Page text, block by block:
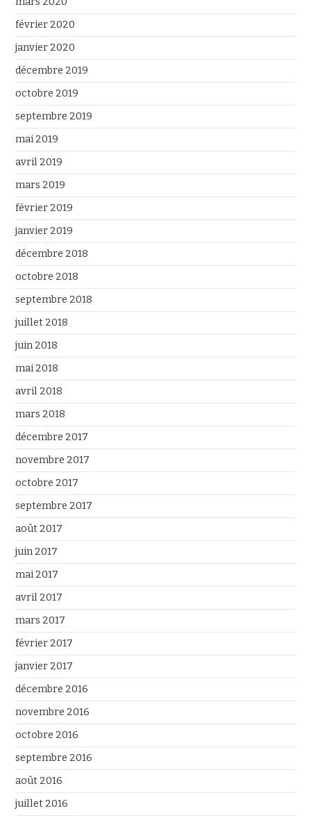
février 2020
janvier 2020
décembre 2019
octobre 2019
septembre 2019
mai 2019
avril 2019
mars 2019
février 2019
janvier 2019
décembre 2018
octobre 2018
septembre 2018
juillet 2018
juin 2018
mai 2018
avril 2018
mars 2018
décembre 2017
novembre 2017
octobre 2017
septembre 2017
août 2017
juin 2017
mai 2017
avril 2017
mars 2017
février 2017
janvier 2017
décembre 2016
novembre 2016
octobre 2016
septembre 2016
août 2016
juillet 2016